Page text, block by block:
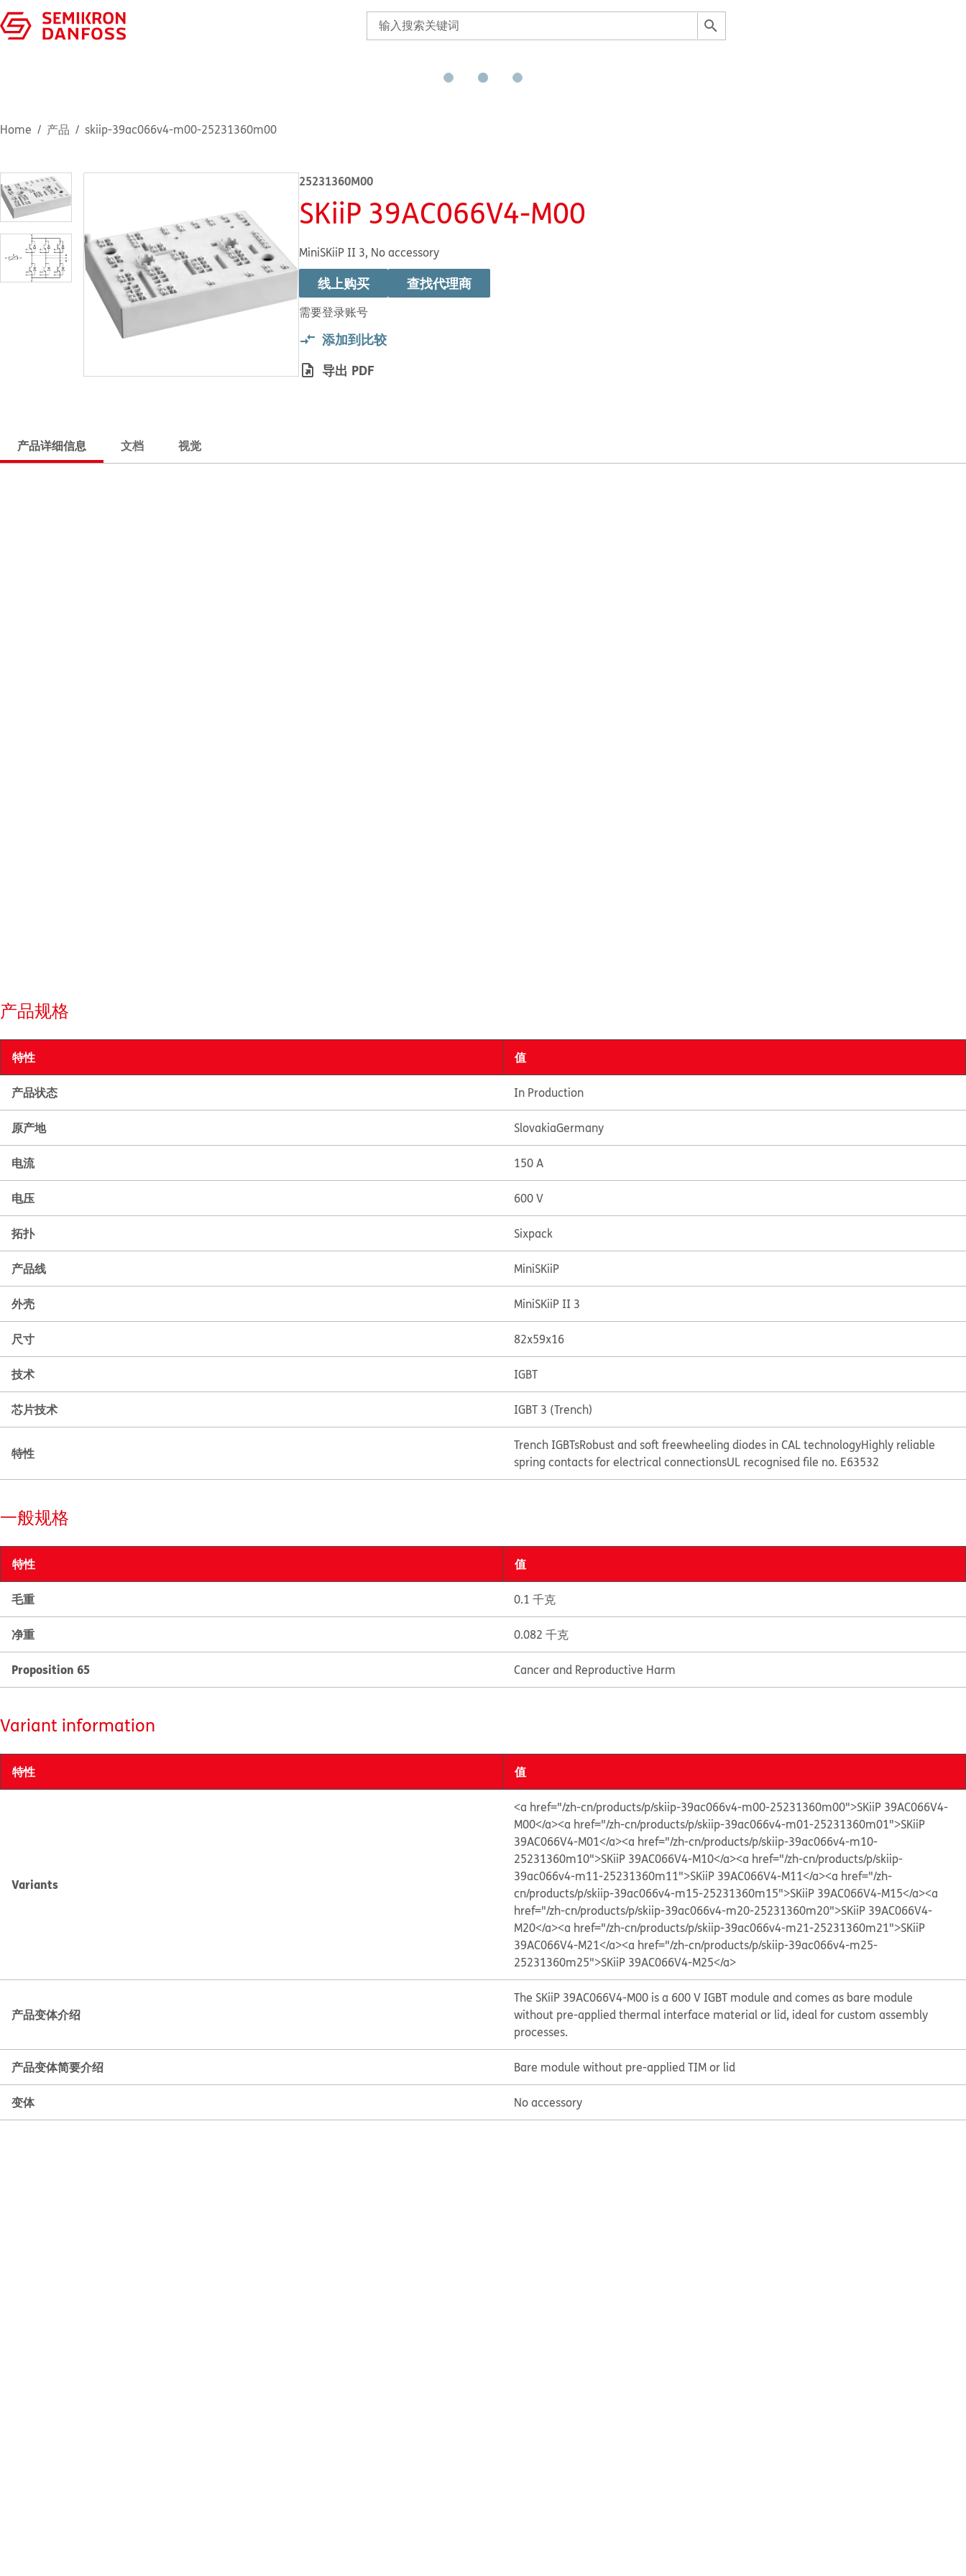
Home 产品 skiip-39ac066v4-m00-25231360m00
25231360M00
SKiiP 39AC066V4-M00
MiniSKiiP II 3, No accessory
线上购买
需要登录账号
查找代理商
添加到比较
导出 PDF
产品详细信息 文档 视觉
产品规格
特性 值
产品状态 In Production
原产地 SlovakiaGermany
电流 150 A
电压 600 V
拓扑 Sixpack
产品线 MiniSKiiP
外壳 MiniSKiiP II 3
尺寸 82x59x16
技术 IGBT
芯片技术 IGBT 3 (Trench)
特性 Trench IGBTsRobust and soft freewheeling diodes in CAL technologyHighly reliable
spring contacts for electrical connectionsUL recognised file no. E63532
一般规格
特性 值
毛重 0.1 千克
净重 0.082 千克
Proposition 65 Cancer and Reproductive Harm
Variant information
特性 值
Variants
<a href="/zh-cn/products/p/skiip-39ac066v4-m00-25231360m00">SKiiP 39AC066V4-
M00</a><a href="/zh-cn/products/p/skiip-39ac066v4-m01-25231360m01">SKiiP
39AC066V4-M01</a><a href="/zh-cn/products/p/skiip-39ac066v4-m10-
25231360m10">SKiiP 39AC066V4-M10</a><a href="/zh-cn/products/p/skiip-
39ac066v4-m11-25231360m11">SKiiP 39AC066V4-M11</a><a href="/zh-
cn/products/p/skiip-39ac066v4-m15-25231360m15">SKiiP 39AC066V4-M15</a><a
href="/zh-cn/products/p/skiip-39ac066v4-m20-25231360m20">SKiiP 39AC066V4-
M20</a><a href="/zh-cn/products/p/skiip-39ac066v4-m21-25231360m21">SKiiP
39AC066V4-M21</a><a href="/zh-cn/products/p/skiip-39ac066v4-m25-
25231360m25">SKiiP 39AC066V4-M25</a>
产品变体介绍
The SKiiP 39AC066V4-M00 is a 600 V IGBT module and comes as bare module
without pre-applied thermal interface material or lid, ideal for custom assembly
processes.
产品变体简要介绍 Bare module without pre-applied TIM or lid
变体 No accessory